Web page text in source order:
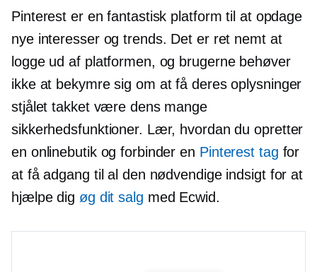
Pinterest er en fantastisk platform til at opdage
nye interesser og trends. Det er ret nemt at
logge ud af platformen, og brugerne behøver
ikke at bekymre sig om at få deres oplysninger
stjålet takket være dens mange
sikkerhedsfunktioner. Lær, hvordan du opretter
en onlinebutik og forbinder en Pinterest tag for
at få adgang til al den nødvendige indsigt for at
hjælpe dig øg dit salg med Ecwid.